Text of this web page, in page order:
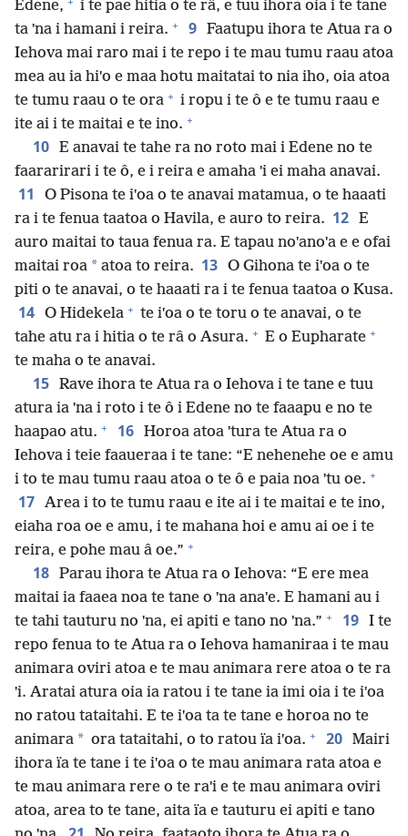
Edene,
i te pae hitia o te râ, e tuu ihora oia i te tane
ta ˈna i hamani i reira. + 9 Faatupu ihora te Atua ra o
Iehova mai raro mai i te repo i te mau tumu raau atoa
mea au ia hiˈo e maa hotu maitatai to nia iho, oia atoa
te tumu raau o te ora + i ropu i te ô e te tumu raau e
ite ai i te maitai e te ino. +
10 E anavai te tahe ra no roto mai i Edene no te
faararirari i te ô, e i reira e amaha ˈi ei maha anavai.
11
O Pisona te iˈoa o te anavai matamua, o te haaati
ra i te fenua taatoa o Havila, e auro to reira. 12 E
auro maitai to taua fenua ra. E tapau noˈanoˈa e e ofai
maitai roa * atoa to reira. 13 O Gihona te iˈoa o te
piti o te anavai, o te haaati ra i te fenua taatoa o Kusa.
14 O Hidekela + te iˈoa o te toru o te anavai, o te
tahe atu ra i hitia o te râ o Asura. + E o Eupharate +
te maha o te anavai.
15 Rave ihora te Atua ra o Iehova i te tane e tuu
atura ia ˈna i roto i te ô i Edene no te faaapu e no te
haapao atu. + 16 Horoa atoa ˈtura te Atua ra o
Iehova i teie faaueraa i te tane: “E nehenehe oe e amu
i to te mau tumu raau atoa o te ô e paia noa ˈtu oe. +
17 Area i to te tumu raau e ite ai i te maitai e te ino,
eiaha roa oe e amu, i te mahana hoi e amu ai oe i te
reira, e pohe mau â oe.” +
18 Parau ihora te Atua ra o Iehova: “E ere mea
maitai ia faaea noa te tane o ˈna anaˈe. E hamani au i
te tahi tauturu no ˈna, ei apiti e tano no ˈna.” + 19 I te
repo fenua to te Atua ra o Iehova hamaniraa i te mau
animara oviri atoa e te mau animara rere atoa o te ra
ˈi. Aratai atura oia ia ratou i te tane ia imi oia i te iˈoa
no ratou tataitahi. E te iˈoa ta te tane e horoa no te
animara * ora tataitahi, o to ratou ïa iˈoa. + 20 Mairi
ihora ïa te tane i te iˈoa o te mau animara rata atoa e
te mau animara rere o te raˈi e te mau animara oviri
atoa, area to te tane, aita ïa e tauturu ei apiti e tano